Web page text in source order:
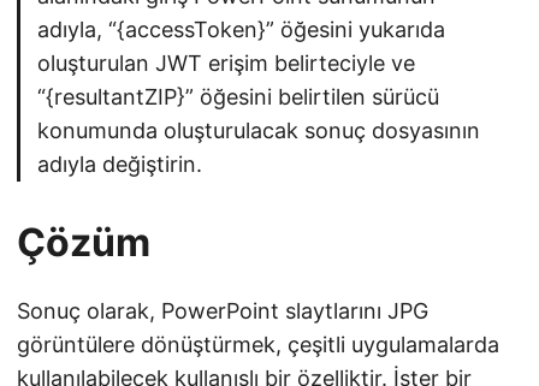
adıyla, “{accessToken}” öğesini yukarıda
oluşturulan JWT erişim belirteciyle ve
“{resultantZIP}” öğesini belirtilen sürücü
konumunda oluşturulacak sonuç dosyasının
adıyla değiştirin.
Çözüm
Sonuç olarak, PowerPoint slaytlarını JPG
görüntülere dönüştürmek, çeşitli uygulamalarda
kullanılabilecek kullanışlı bir özelliktir. İster bir